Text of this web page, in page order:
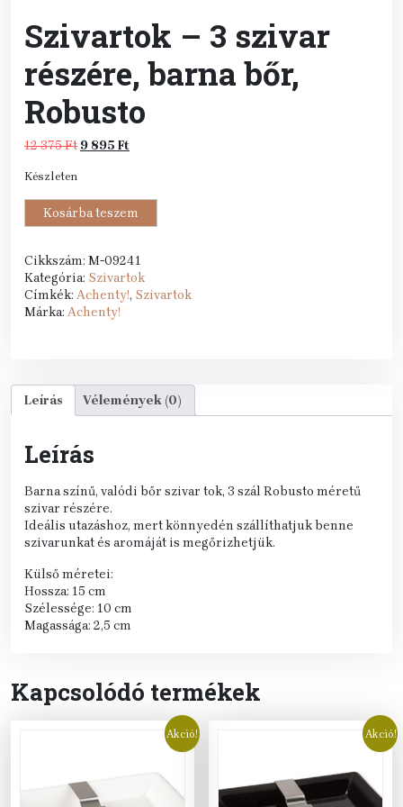
Szivartok – 3 szivar
részére, barna bőr,
Robusto
12 375Ft Original
12
375 Ft.
9 895 FtCurrent
9
895 Ft.
Készleten
Szivartok
-
szivar
részére,
barna
bőr,
Kosárba teszem
Cikkszám: M-09241
Kategória: Szivartok
Címkék: Achenty!, Szivartok
Márka: Achenty!
Leírás Vélemények (0)
Leírás
Barna színű, valódi bőr szivar tok, 3 szál Robusto méretű
szivar részére.
Ideális utazáshoz, mert könnyedén szállíthatjuk benne
szivarunkat és aromáját is megőrizhetjük.
Külső méretei:
Hossza: 15 cm
Szélessége: 10 cm
Magassága: 2,5 cm
Kapcsolódó termékek
Akció! Akció!